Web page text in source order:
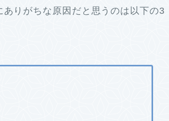
りがちな原因だと思うのは以下の3